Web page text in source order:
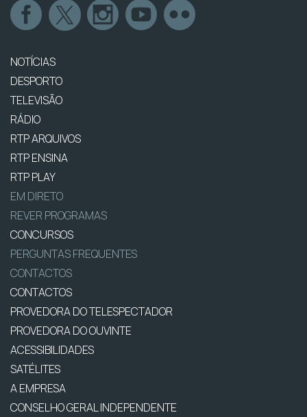
NOTÍCIAS
DESPORTO
TELEVISÃO
RÁDIO
RTP ARQUIVOS
RTP ENSINA
RTP PLAY
EM DIRETO
REVER PROGRAMAS
CONCURSOS
PERGUNTAS FREQUENTES
CONTACTOS
CONTACTOS
PROVEDORA DO TELESPECTADOR
PROVEDORA DO OUVINTE
ACESSIBILIDADES
SATÉLITES
A EMPRESA
CONSELHO GERAL INDEPENDENTE